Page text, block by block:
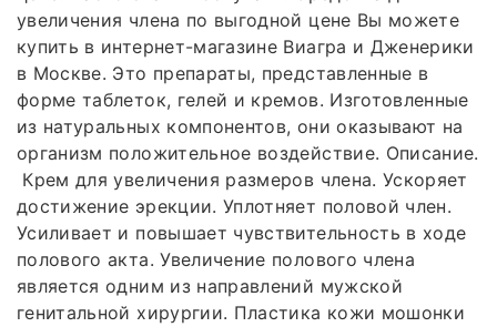
увеличения члена по выгодной цене Вы можете
купить в интернет-магазине Виагра и Дженерики
в Москве. Это препараты, представленные в
форме таблеток, гелей и кремов. Изготовленные
из натуральных компонентов, они оказывают на
организм положительное воздействие. Описание.
Крем для увеличения размеров члена. Ускоряет
достижение эрекции. Уплотняет половой член.
Усиливает и повышает чувствительность в ходе
полового акта. Увеличение полового члена
является одним из направлений мужской
генитальной хирургии. Пластика кожи мошонки